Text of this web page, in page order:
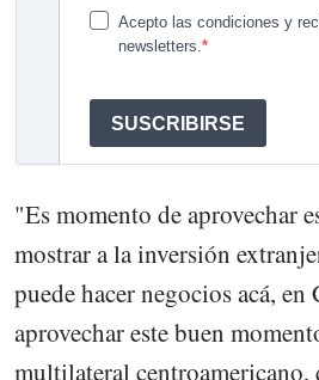
"Es momento de aprovechar
mostrar a la inversión
puede hacer negocios acá, en
aprovechar este buen
multilateral centroamericano,